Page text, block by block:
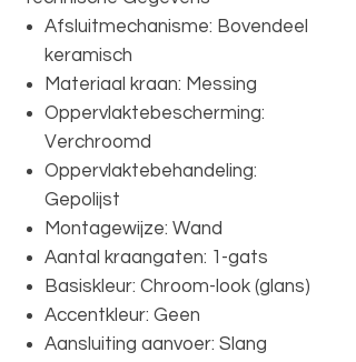
Afsluitmechanisme: Bovendeel
keramisch
Materiaal kraan: Messing
Oppervlaktebescherming:
Verchroomd
Oppervlaktebehandeling:
Gepolijst
Montagewijze: Wand
Aantal kraangaten: 1-gats
Basiskleur: Chroom-look (glans)
Accentkleur: Geen
Aansluiting aanvoer: Slang